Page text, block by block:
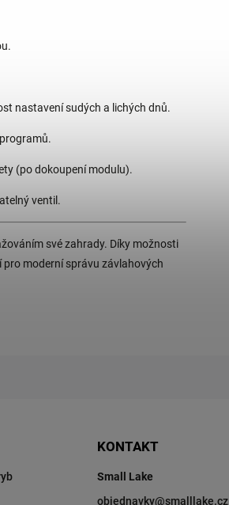
nastavení sudých a lichých dnů.
(po dokoupení modulu).
ventil.
své zahrady. Díky možnosti
moderní správu závlahových
KONTAKT
Small Lake
objednavky@smalllake.cz